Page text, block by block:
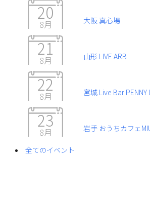
20
8月 大阪 真心場
21
8月 山形 LIVE ARB
22
8月 宮城 Live Bar PENNY
23
8月 岩手 おうちカフェ
全てのイベント